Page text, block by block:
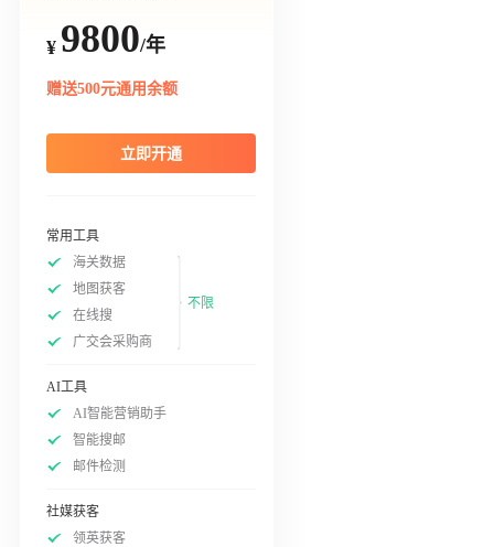
¥ 9800/年
赠送500元通用余额
立即开通
常用工具
海关数据
地图获客
在线搜
广交会采购商
不限
AI工具
AI智能营销助手
智能搜邮
邮件检测
社媒获客
领英获客